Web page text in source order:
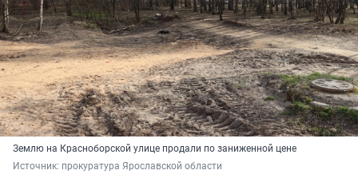
Землю на Красноборской улице продали по заниженной цене
Источник: прокуратура Ярославской области